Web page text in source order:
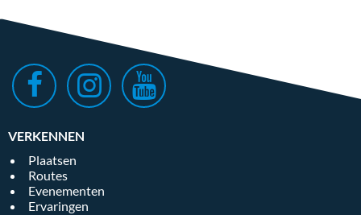
VERKENNEN
Plaatsen
Routes
Evenementen
Ervaringen